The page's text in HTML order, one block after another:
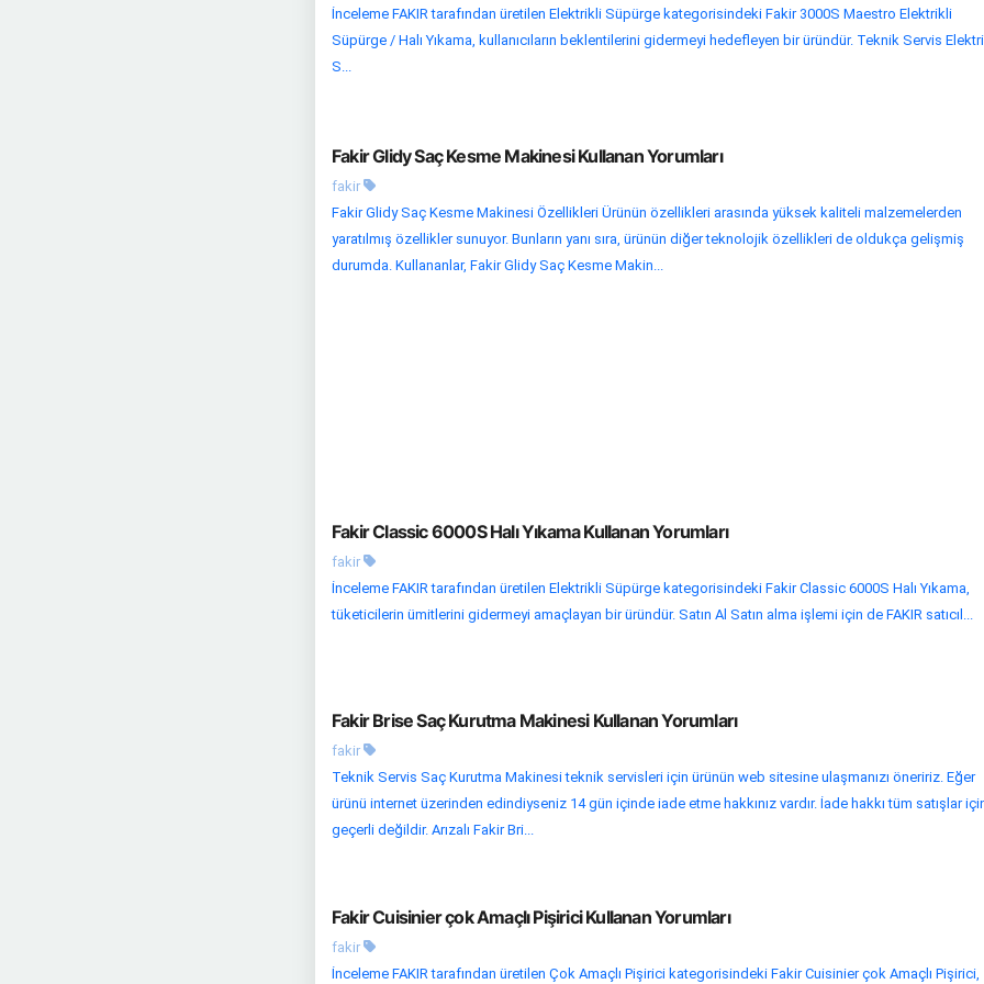
İnceleme FAKIR tarafından üretilen Elektrikli Süpürge kategorisindeki Fakir 3000S Maestro Elektrikli
Süpürge / Halı Yıkama, kullanıcıların beklentilerini gidermeyi hedefleyen bir üründür. Teknik Servis
S...
Fakir Glidy Saç Kesme Makinesi Kullanan Yorumları
fakir
Fakir Glidy Saç Kesme Makinesi Özellikleri Ürünün özellikleri arasında yüksek kaliteli malzemelerden
yaratılmış özellikler sunuyor. Bunların yanı sıra, ürünün diğer teknolojik özellikleri de oldukça gelişmiş
durumda. Kullananlar, Fakir Glidy Saç Kesme Makin...
Fakir Classic 6000S Halı Yıkama Kullanan Yorumları
fakir
İnceleme FAKIR tarafından üretilen Elektrikli Süpürge kategorisindeki Fakir Classic 6000S Halı Yıkama,
tüketicilerin ümitlerini gidermeyi amaçlayan bir üründür. Satın Al Satın alma işlemi için de FAKIR satıcıl...
Fakir Brise Saç Kurutma Makinesi Kullanan Yorumları
fakir
Teknik Servis Saç Kurutma Makinesi teknik servisleri için ürünün web sitesine ulaşmanızı öneririz. Eğer
ürünü internet üzerinden edindiyseniz 14 gün içinde iade etme hakkınız vardır. İade hakkı tüm satışlar
geçerli değildir. Arızalı Fakir Bri...
Fakir Cuisinier çok Amaçlı Pişirici Kullanan Yorumları
fakir
İnceleme FAKIR tarafından üretilen Çok Amaçlı Pişirici kategorisindeki Fakir Cuisinier çok Amaçlı Pişirici,